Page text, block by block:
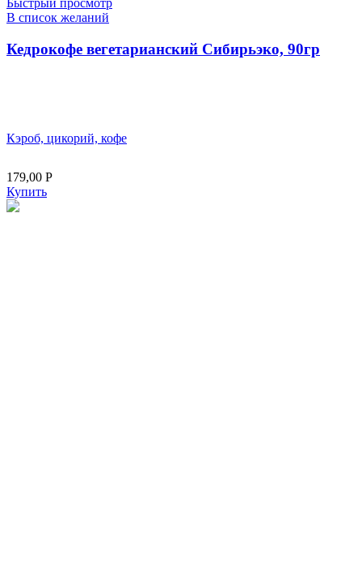
Быстрый просмотр
В список желаний
Кедрокофе вегетарианский Сибирьэко, 90гр
Кэроб, цикорий, кофе
179,00 Р
Купить